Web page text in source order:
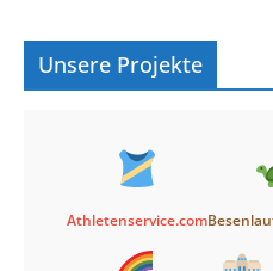
Unsere Projekte
Athletenservice.com